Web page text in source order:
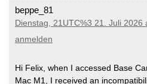
beppe_81
Dienstag, 21UTC%3 21. Juli 2026
anmelden
Hi Felix, when I accessed Base
Mac M1, I received an